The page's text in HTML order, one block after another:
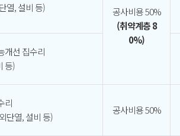
열, 설비 등)
공사비용 50%
(취약계층 8
0%)
개선 집수리
등)
리
단열, 설비 등)
공사비용 50%